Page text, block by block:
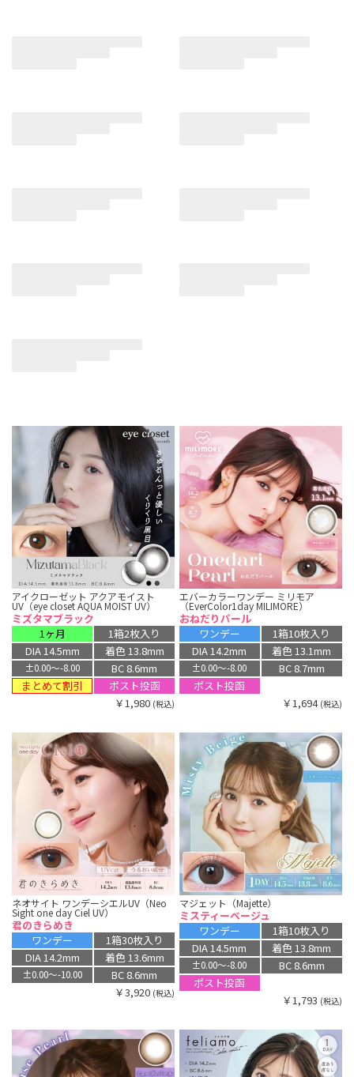
アイクローゼット アクアモイスト
UV（eye closet AQUA MOIST UV）
ミズタマブラック
1ヶ月
1箱2枚入り
DIA 14.5mm
着色 13.8mm
±0.00〜-8.00
BC 8.6mm
まとめて割引
ポスト投函
￥1,980 (税込)
エバーカラーワンデー ミリモア
（EverColor1day MILIMORE）
おねだりパール
ワンデー
1箱10枚入り
DIA 14.2mm
着色 13.1mm
±0.00〜-8.00
BC 8.7mm
ポスト投函
￥1,694 (税込)
ネオサイト ワンデーシエルUV（Neo
Sight one day Ciel UV）
君のきらめき
ワンデー
1箱30枚入り
DIA 14.2mm
着色 13.6mm
±0.00〜-10.00
BC 8.6mm
￥3,920 (税込)
マジェット（Majette）
ミスティーベージュ
ワンデー
1箱10枚入り
DIA 14.5mm
着色 13.8mm
±0.00〜-8.00
BC 8.6mm
ポスト投函
￥1,793 (税込)